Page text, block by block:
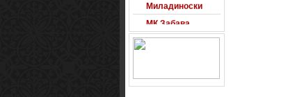
МК Забава
Оксиморон
Развигор